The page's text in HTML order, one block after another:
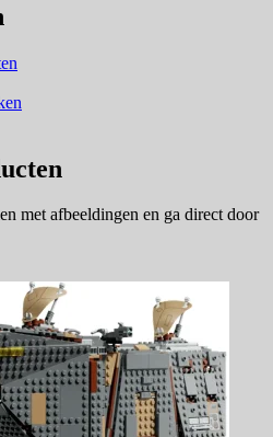
met afbeeldingen en ga direct door